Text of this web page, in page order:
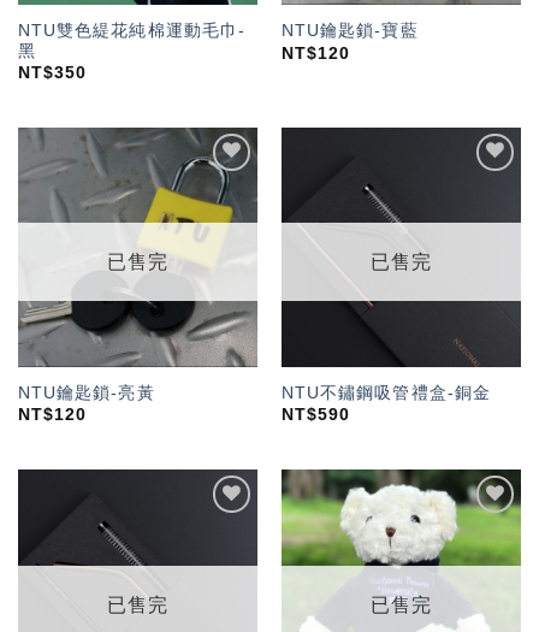
NTU雙色緹花純棉運動毛巾-
黑
NT$350
NTU鑰匙鎖-寶藍
NT$120
加入
「願
望輕
已售完
NTU鑰匙鎖-亮黃
NT$120
望輕
已售完
NTU不鏽鋼吸管禮盒-銅金
NT$590
望輕
已售完
「願
望輕
已售完